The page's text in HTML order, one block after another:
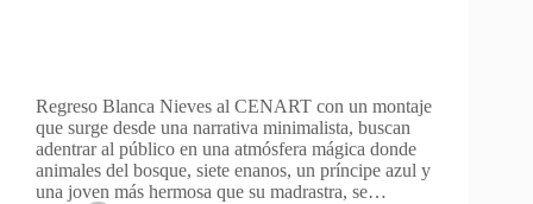
Regreso Blanca Nieves al CENART con un montaje
que surge desde una narrativa minimalista, buscan
adentrar al público en una atmósfera mágica donde
animales del bosque, siete enanos, un príncipe azul y
una joven más hermosa que su madrastra, se…